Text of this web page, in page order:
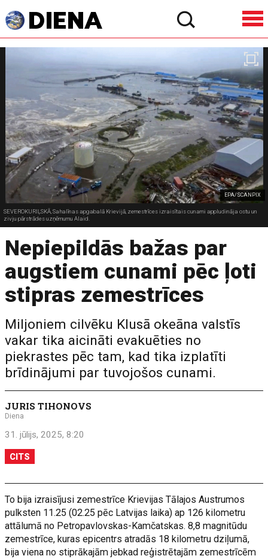
EPA/SCANPIX
SEVEROKURIĻSKĀ, Sahalīnas apgabalā Krievijā, zemestrīces izraisītais cunami appludināja ostu un
zivju pārstrādes uzņēmumu Alaid.
Nepiepildās bažas par
augstiem cunami pēc ļoti
stipras zemestrīces
Miljoniem cilvēku Klusā okeāna valstīs
vakar tika aicināti evakuēties no
piekrastes pēc tam, kad tika izplatīti
brīdinājumi par tuvojošos cunami.
JURIS TIHONOVS
Diena
31. jūlijs, 2025, 8:20
CITS
To bija izraisījusi zemestrīce Krievijas Tālajos Austrumos
pulksten 11.25 (02.25 pēc Latvijas laika) ap 126 kilometru
attālumā no Petropavlovskas-Kamčatskas. 8,8 magnitūdu
zemestrīce, kuras epicentrs atradās 18 kilometru dziļumā,
bija viena no stiprākajām jebkad reģistrētajām zemestrīcēm